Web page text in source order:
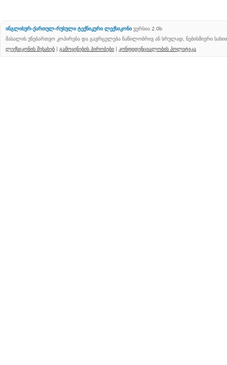
ინგლისურ-ქართულ-რუსული ტექნიკური ლექსიკონი ვერსია 2.0b
მასალის უნებართვო კოპირება და გავრცელება ნაწილობრივ ან სრულად, ნებისმიერი
ლექსიკონის შესახებ | გამოყენების პირობები | კონფიდენციალობის პოლიტიკა